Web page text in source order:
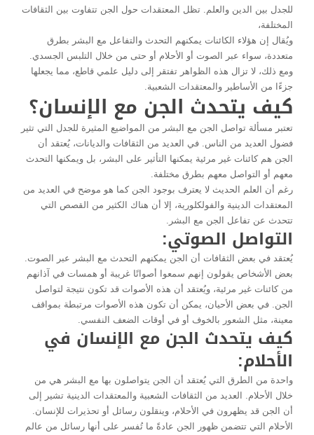
للجدل بين الدين والعلم. تظل المعتقدات حول الجن تتفاوت بين الثقافات
المختلفة،
ويُقال إن هؤلاء الكائنات يمكنهم التحدث والتفاعل مع البشر بطرق
متعددة، سواء عبر الصوت أو الأحلام أو حتى من خلال التلبس الجسدي.
ومع ذلك، لا تزال هذه الظواهر تفتقر إلى دليل علمي قاطع، مما يجعلها
جزءًا من الأساطير والمعتقدات الشعبية.
كيف يتحدث الجن مع الإنسان؟
تعتبر مسألة تواصل الجن مع البشر من المواضيع المثيرة للجدل التي تثير
فضول العديد من الناس. في العديد من الثقافات والديانات، يُعتقد أن
الجن هم كائنات غير مرئية يمكنها التأثير على البشر، بل ويمكنها التحدث
معهم أو التواصل معهم بطرق مختلفة.
رغم أن العلم الحديث لا يعترف بوجود الجن كما هو موضح في العديد من
المعتقدات الدينية والفولكلورية، إلا أن هناك الكثير من القصص التي
تتحدث عن تفاعل الجن مع البشر.
التواصل الصوتي:
يُعتقد في بعض الثقافات أن الجن يمكنهم التحدث مع البشر عبر الصوت.
بعض الأشخاص يقولون إنهم سمعوا أصواتًا غريبة أو همسات في آذانهم
من كائنات غير مرئية، ويُعتقد أن هذه الأصوات قد تكون نتيجة لتواصل
الجن. في بعض الأحيان، يمكن أن تكون هذه الأصوات مرتبطة بمواقف
معينة، مثل الشعور بالخوف أو في أوقات الضعف النفسي.
كيف يتحدث الجن مع الإنسان في
الأحلام:
واحدة من الطرق التي يُعتقد أن الجن يتواصلون بها مع البشر هي من
خلال الأحلام. العديد من الثقافات الشعبية والمعتقدات الدينية تشير إلى
أن الجن قد يظهرون في الأحلام، وينقلون رسائل أو تحذيرات للإنسان.
الأحلام التي تتضمن ظهور الجن عادةً ما تُفسر على أنها رسائل من عالم